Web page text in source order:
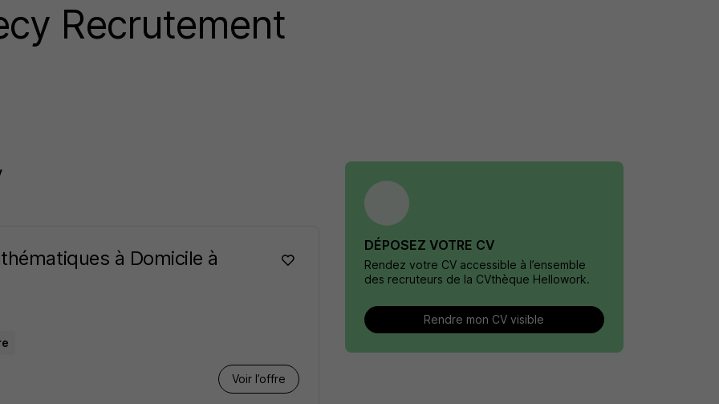
Recrutement
à Domicile à
Voir l’offre
DÉPOSEZ VOTRE CV
Rendez votre CV accessible à l’ensemble
des recruteurs de la CVthèque Hellowork.
Rendre mon CV visible